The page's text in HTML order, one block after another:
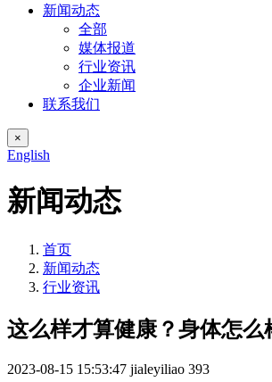
新闻动态
全部
媒体报道
行业资讯
企业新闻
联系我们
×
English
新闻动态
首页
新闻动态
行业资讯
这么样才算健康？身体怎么
2023-08-15 15:53:47 jialeyiliao 393